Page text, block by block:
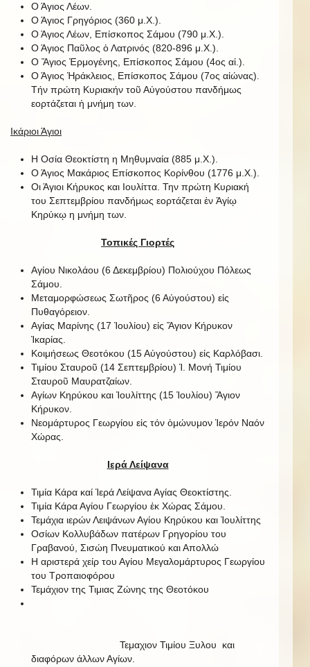
Ο Άγιος Λέων.
Ο Άγιος Γρηγόριος (360 μ.Χ.).
Ο Άγιος Λέων, Επίσκοπος Σάμου (790 μ.Χ.).
Ο Άγιος Παῦλος ὁ Λατρινός (820-896 μ.Χ.).
Ο Ἅγιος Ἑρμογένης, Επίσκοπος Σάμου (4ος αἰ.).
Ο Άγιος Ἡράκλειος, Επίσκοπος Σάμου (7ος αἰώνας).
Τήν πρώτη Κυριακήν τοῦ Αὐγούστου πανδήμως
εορτάζεται ἡ μνήμη των.
Ικάριοι Άγιοι
Η Οσία Θεοκτίστη η Μηθυμναία (885 μ.Χ.).
Ο Άγιος Μακάριος Επίσκοπος Κορίνθου (1776 μ.Χ.).
Οι Άγιοι Κήρυκος και Ιουλίττα. Την πρώτη Κυριακή
του Σεπτεμβρίου πανδήμως εορτάζεται ἐν Ἁγίῳ
Κηρύκῳ η μνήμη των.
Τοπικές Γιορτές
Αγίου Νικολάου (6 Δεκεμβρίου) Πολιούχου Πόλεως
Σάμου.
Μεταμορφώσεως Σωτῆρος (6 Αὐγούστου) εἰς
Πυθαγόρειον.
Αγίας Μαρίνης (17 Ἰουλίου) εἰς Ἅγιον Κήρυκον
Ἰκαρίας.
Κοιμήσεως Θεοτόκου (15 Αὐγούστου) εἰς Καρλόβασι.
Τιμίου Σταυροῦ (14 Σεπτεμβρίου) Ἱ. Μονή Τιμίου
Σταυροῦ Μαυρατζαίων.
Αγίων Κηρύκου και Ἰουλίττης (15 Ἰουλίου) Ἅγιον
Κήρυκον.
Νεομάρτυρος Γεωργίου εἰς τόν ὁμώνυμον Ἱερόν Ναόν
Χώρας.
Ιερά Λείψανα
Τιμία Κάρα καί Ἱερά Λείψανα Αγίας Θεοκτίστης.
Τιμία Κάρα Αγίου Γεωργίου ἐκ Χώρας Σάμου.
Τεμάχια ιερών Λειψάνων Αγίου Κηρύκου και Ἰουλίττης
Οσίων Κολλυβάδων πατέρων Γρηγορίου του
Γραβανού, Σισώη Πνευματικού και Απολλώ
Η αριστερά χείρ του Αγίου Μεγαλομάρτυρος Γεωργίου
του Τροπαιοφόρου
Τεμάχιον της Τιμιας Ζώνης της Θεοτόκου
Τεμαχιον Τιμίου Ξυλου και
διαφόρων άλλων Αγίων.